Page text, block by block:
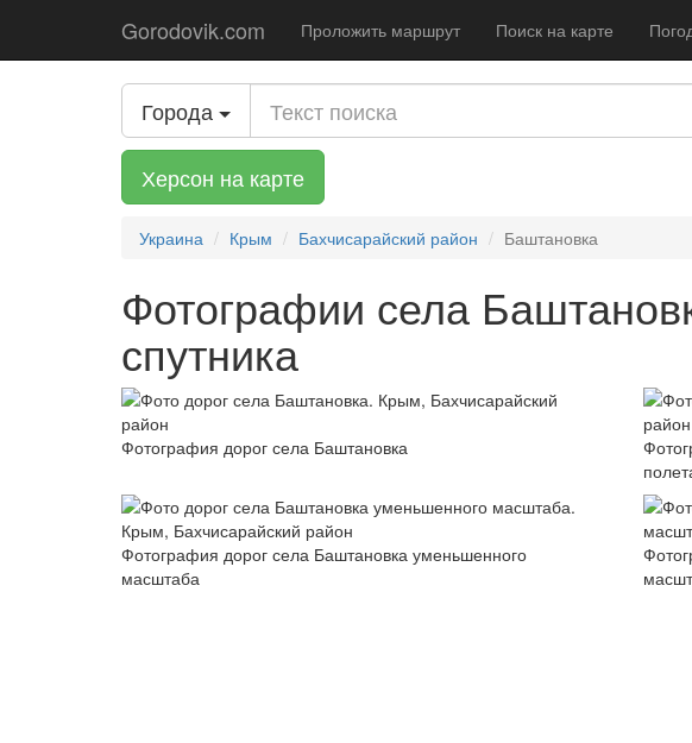
Gorodovik.com Проложить маршрут Поиск на карте
Города
Херсон на карте
Украина Крым Бахчисарайский район Баштановка
Фотографии села
спутника
Фотография дорог села Баштановка
Фотография дорог села Баштановка уменьшенного
масштаба